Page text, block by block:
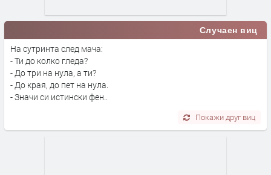
Случаен виц
На сутринта след мача:
- Ти до колко гледа?
- До три на нула, а ти?
- До края, до пет на нула.
- Значи си истински фен..
Покажи друг виц